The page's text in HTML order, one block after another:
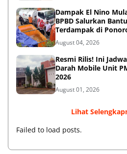
Dampak El Nino
BPBD Salurkan
Terdampak di
August 04, 2026
Resmi Rilis! Ini
Darah Mobile Unit
2026
August 01, 2026
Lihat
Failed to load posts.